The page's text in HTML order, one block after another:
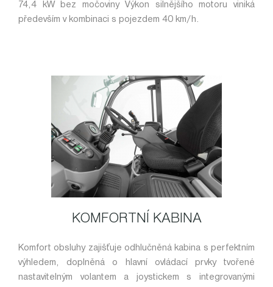
74,4 kW bez močoviny Výkon silnějšího motoru viniká
především v kombinaci s pojezdem 40 km/h.
KOMFORTNÍ KABINA
Komfort obsluhy zajišťuje odhlučněná kabina s perfektním
výhledem, doplněná o hlavní ovládací prvky tvořené
nastavitelným volantem a joystickem s integrovanými